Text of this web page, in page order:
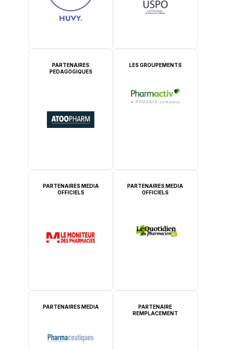
PARTENAIRES
PEDAGOGIQUES
LES GROUPEMENTS
PARTENAIRES MEDIA
OFFICIELS
PARTENAIRES MEDIA
OFFICIELS
PARTENAIRES MEDIA
PARTENAIRE
REMPLACEMENT